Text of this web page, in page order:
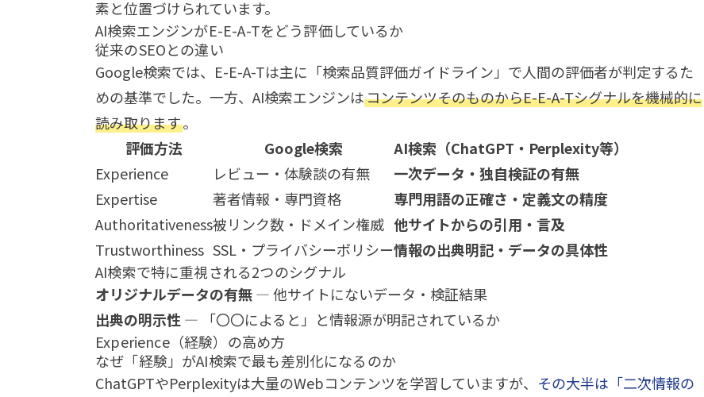
素と位置づけられています。
AI検索エンジンがE-E-A-Tをどう評価しているか
従来のSEOとの違い
Google検索では、E-E-A-Tは主に「検索品質評価ガイドライン」で人間の評価者が判定するた
めの基準でした。一方、AI検索エンジンはコンテンツそのものからE-E-A-Tシグナルを機械的に
読み取ります。
評価方法
Google検索
AI検索（ChatGPT・Perplexity等）
Experience
レビュー・体験談の有無
一次データ・独自検証の有無
Expertise
著者情報・専門資格
専門用語の正確さ・定義文の精度
Authoritativeness被リンク数・ドメイン権威 他サイトからの引用・言及
Trustworthiness SSL・プライバシーポリシー情報の出典明記・データの具体性
AI検索で特に重視される2つのシグナル
オリジナルデータの有無— 他サイトにないデータ・検証結果
出典の明示性 — 「〇〇によると」と情報源が明記されているか
Experience（経験）の高め方
なぜ「経験」がAI検索で最も差別化になるのか
ChatGPTやPerplexityは大量のWebコンテンツを学習していますが、 その大半は「二次情報の